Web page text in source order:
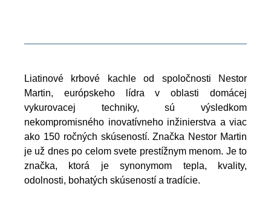
Liatinové krbové kachle od spoločnosti Nestor
Martin, európskeho lídra v oblasti domácej
vykurovacej techniky, sú výsledkom
nekompromisného inovatívneho inžinierstva a viac
ako 150 ročných skúseností. Značka Nestor Martin
je už dnes po celom svete prestížnym menom. Je to
značka, ktorá je synonymom tepla, kvality,
odolnosti, bohatých skúseností a tradície.